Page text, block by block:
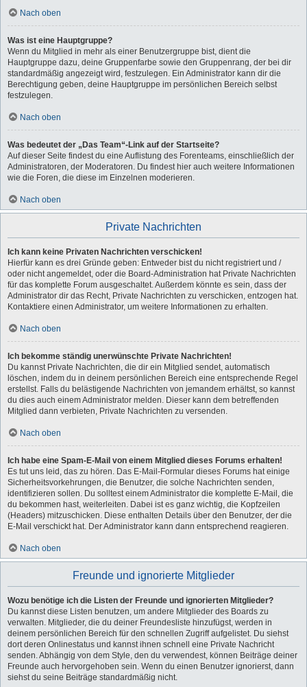
Nach oben
Was ist eine Hauptgruppe?
Wenn du Mitglied in mehr als einer Benutzergruppe bist, dient die
Hauptgruppe dazu, deine Gruppenfarbe sowie den Gruppenrang, der bei dir
standardmäßig angezeigt wird, festzulegen. Ein Administrator kann dir die
Berechtigung geben, deine Hauptgruppe im persönlichen Bereich selbst
festzulegen.
Nach oben
Was bedeutet der „Das Team“-Link auf der Startseite?
Auf dieser Seite findest du eine Auflistung des Forenteams, einschließlich der
Administratoren, der Moderatoren. Du findest hier auch weitere Informationen
wie die Foren, die diese im Einzelnen moderieren.
Nach oben
Private Nachrichten
Ich kann keine Privaten Nachrichten verschicken!
Hierfür kann es drei Gründe geben: Entweder bist du nicht registriert und /
oder nicht angemeldet, oder die Board-Administration hat Private Nachrichten
für das komplette Forum ausgeschaltet. Außerdem könnte es sein, dass der
Administrator dir das Recht, Private Nachrichten zu verschicken, entzogen hat.
Kontaktiere einen Administrator, um weitere Informationen zu erhalten.
Nach oben
Ich bekomme ständig unerwünschte Private Nachrichten!
Du kannst Private Nachrichten, die dir ein Mitglied sendet, automatisch
löschen, indem du in deinem persönlichen Bereich eine entsprechende Regel
erstellst. Falls du belästigende Nachrichten von jemandem erhältst, so kannst
du dies auch einem Administrator melden. Dieser kann dem betreffenden
Mitglied dann verbieten, Private Nachrichten zu versenden.
Nach oben
Ich habe eine Spam-E-Mail von einem Mitglied dieses Forums erhalten!
Es tut uns leid, das zu hören. Das E-Mail-Formular dieses Forums hat einige
Sicherheitsvorkehrungen, die Benutzer, die solche Nachrichten senden,
identifizieren sollen. Du solltest einem Administrator die komplette E-Mail, die
du bekommen hast, weiterleiten. Dabei ist es ganz wichtig, die Kopfzeilen
(Headers) mitzuschicken. Diese enthalten Details über den Benutzer, der die
E-Mail verschickt hat. Der Administrator kann dann entsprechend reagieren.
Nach oben
Freunde und ignorierte Mitglieder
Wozu benötige ich die Listen der Freunde und ignorierten Mitglieder?
Du kannst diese Listen benutzen, um andere Mitglieder des Boards zu
verwalten. Mitglieder, die du deiner Freundesliste hinzufügst, werden in
deinem persönlichen Bereich für den schnellen Zugriff aufgelistet. Du siehst
dort deren Onlinestatus und kannst ihnen schnell eine Private Nachricht
senden. Abhängig von dem Style, den du verwendest, können Beiträge deiner
Freunde auch hervorgehoben sein. Wenn du einen Benutzer ignorierst, dann
siehst du seine Beiträge standardmäßig nicht.